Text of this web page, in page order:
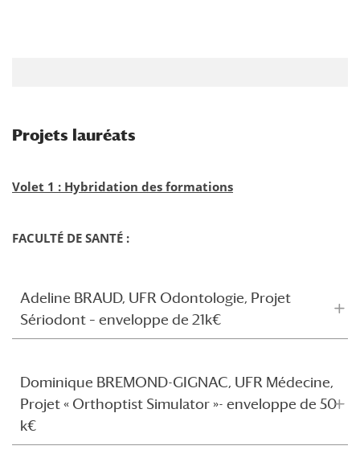
Projets lauréats
Volet 1 : Hybridation des formations
FACULTÉ DE SANTÉ :
Adeline BRAUD, UFR Odontologie, Projet
Sériodont – enveloppe de 21k€
Dominique BREMOND-GIGNAC, UFR Médecine,
Projet « Orthoptist Simulator »- enveloppe de 50
k€